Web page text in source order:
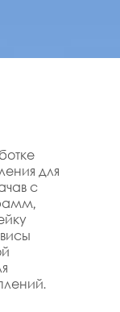
для
с